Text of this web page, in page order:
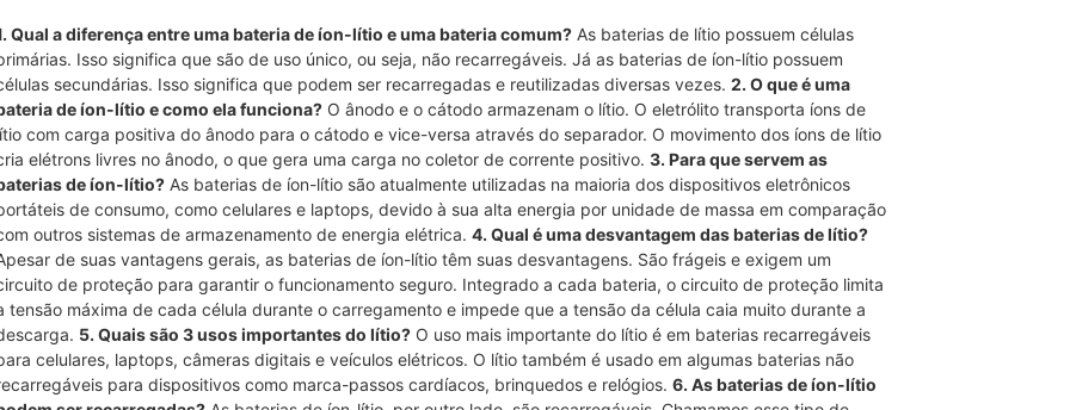
Qual a diferença entre uma bateria de íon-lítio e uma bateria comum? As baterias de lítio possuem células
Isso significa que são de uso único, ou seja, não recarregáveis. Já as baterias de íon-lítio possuem
secundárias. Isso significa que podem ser recarregadas e reutilizadas diversas vezes. 2. O que é uma
de íon-lítio e como ela funciona? O ânodo e o cátodo armazenam o lítio. O eletrólito transporta íons de
com carga positiva do ânodo para o cátodo e vice-versa através do separador. O movimento dos íons de lítio
elétrons livres no ânodo, o que gera uma carga no coletor de corrente positivo. 3. Para que servem as
de íon-lítio? As baterias de íon-lítio são atualmente utilizadas na maioria dos dispositivos eletrônicos
de consumo, como celulares e laptops, devido à sua alta energia por unidade de massa em comparação
outros sistemas de armazenamento de energia elétrica. 4. Qual é uma desvantagem das baterias de lítio?
de suas vantagens gerais, as baterias de íon-lítio têm suas desvantagens. São frágeis e exigem um
de proteção para garantir o funcionamento seguro. Integrado a cada bateria, o circuito de proteção limita
tensão máxima de cada célula durante o carregamento e impede que a tensão da célula caia muito durante a
5. Quais são 3 usos importantes do lítio? O uso mais importante do lítio é em baterias recarregáveis ​​
celulares, laptops, câmeras digitais e veículos elétricos. O lítio também é usado em algumas baterias não
​​para dispositivos como marca-passos cardíacos, brinquedos e relógios. 6. As baterias de íon-lítio